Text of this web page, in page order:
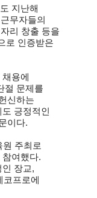
지난해
무자들의
리 창출 등을
로 인증받은
용에
절 문제를
신하는
긍정적인
이다.
주최로
여했다.
장교,
프로에